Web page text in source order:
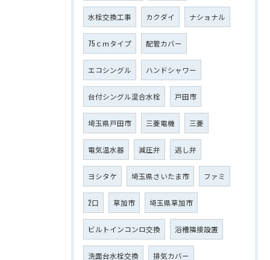
水栓交換工事 カクダイ ナショナル
75ｃｍタイプ 配管カバー
エコシングル ハンドシャワー
台付シングル混合水栓 戸田市
埼玉県戸田市 三菱電機 三菱
電気温水器 減圧弁 逃し弁
ヨシタケ 埼玉県さいたま市 ファミ
2口 草加市 埼玉県草加市
ビルトインコンロ交換 浴槽隣接設置
洗面台水栓交換 排気カバー